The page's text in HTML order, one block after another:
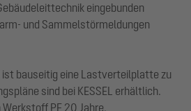
eingebunden
und Sammelstörmeldungen
ist bauseitig eine Lastverteilplatte zu
sind bei KESSEL erhältlich.
PE 20 Jahre.